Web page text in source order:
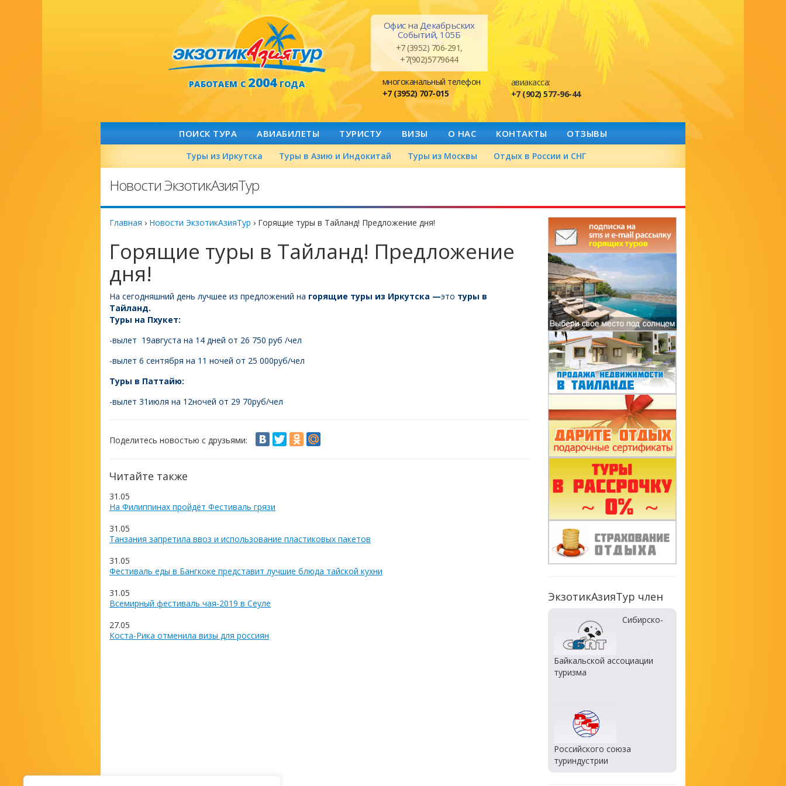
РАБОТАЕМ С2004ГОДА
Офис на Декабрьских
Событий, 105Б
+7 (3952) 706-291,
+7(902)5779644
многоканальный телефон
+7 (3952) 707-015
авиакасса:
+7 (902) 577-96-44
ПОИСК ТУРА АВИАБИЛЕТЫ ТУРИСТУ ВИЗЫ О НАС КОНТАКТЫ ОТЗЫВЫ
Туры из Иркутска Туры в Азию и Индокитай Туры из Москвы Отдых в России и СНГ
Новости ЭкзотикАзияТур
Главная › Новости ЭкзотикАзияТур › Горящие туры в Тайланд! Предложение дня!
Горящие туры в Тайланд! Предложение
дня!
На сегодняшний день лучшее из предложений на горящие туры из Иркутска —это туры в
Тайланд.
Туры на Пхукет:
-вылет 19августа на 14 дней от 26 750 руб /чел
-вылет 6 сентября на 11 ночей от 25 000руб/чел
Туры в Паттайю:
-вылет 31июля на 12ночей от 29 70руб/чел
Поделитесь новостью с друзьями:
Читайте также
31.05
На Филиппинах пройдёт Фестиваль грязи
31.05
Танзания запретила ввоз и использование пластиковых пакетов
31.05
Фестиваль еды в Бангкоке представит лучшие блюда тайской кухни
31.05
Всемирный фестиваль чая-2019 в Сеуле
27.05
Коста-Рика отменила визы для россиян
ЭкзотикАзияТур член
Сибирско-
Байкальской ассоциации
туризма
Российского союза
туриндустрии